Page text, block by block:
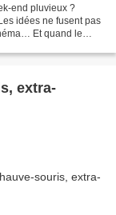
end pluvieux ?
idées ne fusent pas
Et quand le
extra-